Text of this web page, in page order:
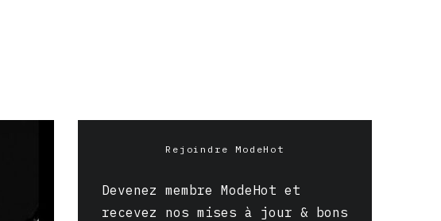
Rejoindre ModeHot
Devenez membre ModeHot et
recevez nos mises à jour & bons